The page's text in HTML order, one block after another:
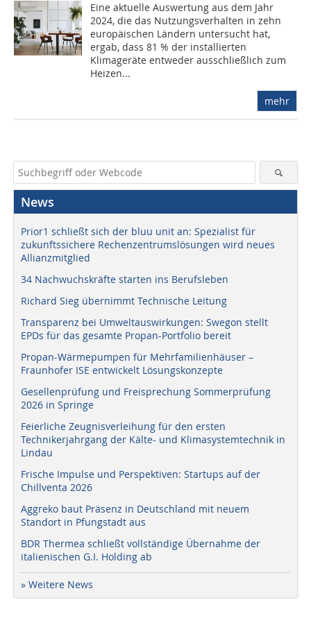
Eine aktuelle Auswertung aus dem Jahr
2024, die das Nutzungsverhalten in zehn
europäischen Ländern untersucht hat,
ergab, dass 81 % der installierten
Klimageräte entweder ausschließlich zum
Heizen...
mehr
News
Prior1 schließt sich der bluu unit an: Spezialist für
zukunftssichere Rechenzentrumslösungen wird neues
Allianzmitglied
34 Nachwuchskräfte starten ins Berufsleben
Richard Sieg übernimmt Technische Leitung
Transparenz bei Umweltauswirkungen: Swegon stellt
EPDs für das gesamte Propan-Portfolio bereit
Propan-Wärmepumpen für Mehrfamilienhäuser –
Fraunhofer ISE entwickelt Lösungskonzepte
Gesellenprüfung und Freisprechung Sommerprüfung
2026 in Springe
Feierliche Zeugnisverleihung für den ersten
Technikerjahrgang der Kälte- und Klimasystemtechnik in
Lindau
Frische Impulse und Perspektiven: Startups auf der
Chillventa 2026
Aggreko baut Präsenz in Deutschland mit neuem
Standort in Pfungstadt aus
BDR Thermea schließt vollständige Übernahme der
italienischen G.I. Holding ab
» Weitere News